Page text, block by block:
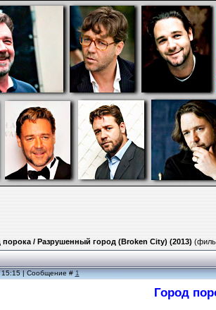
порока / Разрушенный город (Broken City) (2013)
15:15 | Сообщение #1
Город